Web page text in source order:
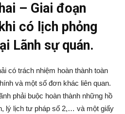
– Giai đoạn
có lịch phỏng
Lãnh sự quán.
có trách nhiệm hoàn thành toàn
và một số đơn khác liên quan.
phải buộc hoàn thành những hồ
lý lịch tư pháp số 2,… và một giấy